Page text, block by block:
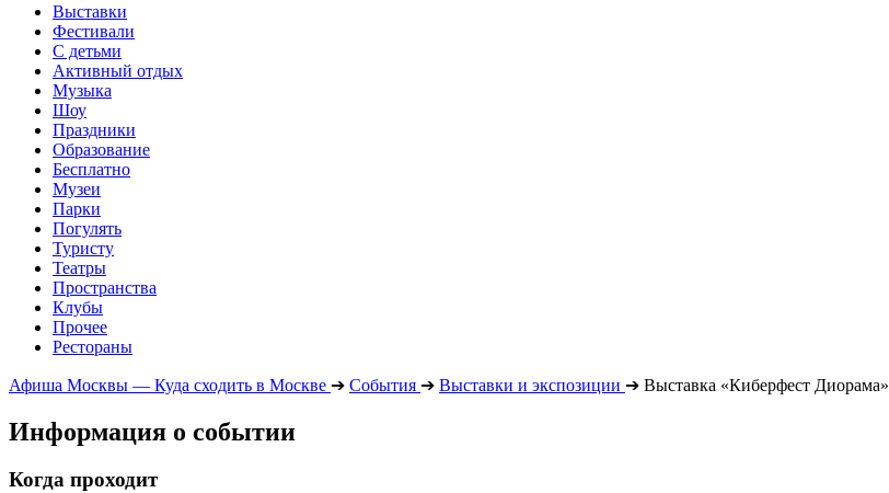
Выставки
Фестивали
С детьми
Активный отдых
Музыка
Шоу
Праздники
Образование
Бесплатно
Музеи
Парки
Погулять
Туристу
Театры
Пространства
Клубы
Прочее
Рестораны
Афиша Москвы — Куда сходить в Москве ➔ События ➔ Выставки и экспозиции ➔ Выставка «Киберфест Диорама»
Информация о событии
Когда проходит